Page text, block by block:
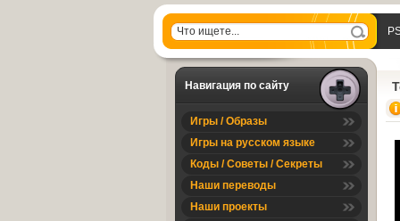
Навигация по сайту
Игры / Образы
Игры на русском языке
Коды / Советы / Секреты
Наши переводы
Наши проекты